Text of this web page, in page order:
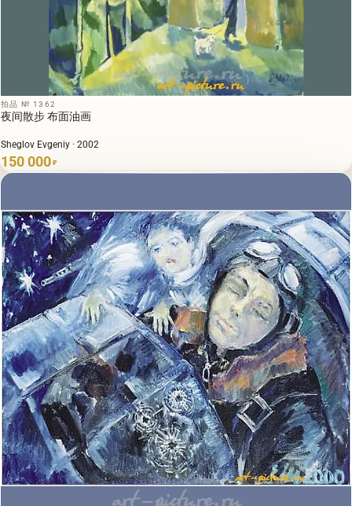
拍品 № 1362
夜间散步 布面油画
Sheglov Evgeniy · 2002
150 000 ₽